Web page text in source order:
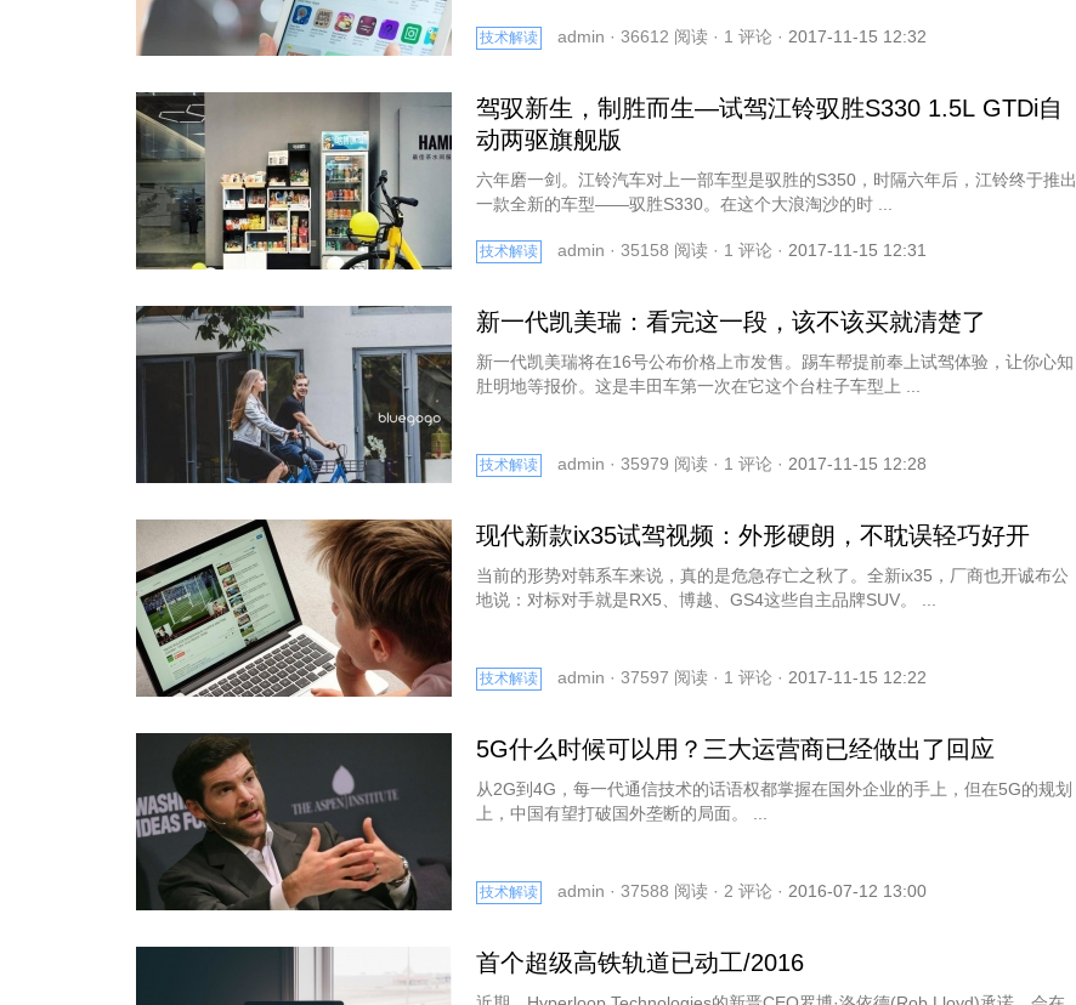
技术解读 admin · 36612 阅读 · 1 评论 · 2017-11-15 12:32
驾驭新生，制胜而生—试驾江铃驭胜S330 1.5L GTDi自
动两驱旗舰版
六年磨一剑。江铃汽车对上一部车型是驭胜的S350，时隔六年后，江铃终于推出
一款全新的车型——驭胜S330。在这个大浪淘沙的时 ...
技术解读 admin · 35158 阅读 · 1 评论 · 2017-11-15 12:31
新一代凯美瑞：看完这一段，该不该买就清楚了
新一代凯美瑞将在16号公布价格上市发售。踢车帮提前奉上试驾体验，让你心知
肚明地等报价。这是丰田车第一次在它这个台柱子车型上 ...
技术解读 admin · 35979 阅读 · 1 评论 · 2017-11-15 12:28
现代新款ix35试驾视频：外形硬朗，不耽误轻巧好开
当前的形势对韩系车来说，真的是危急存亡之秋了。全新ix35，厂商也开诚布公
地说：对标对手就是RX5、博越、GS4这些自主品牌SUV。 ...
技术解读 admin · 37597 阅读 · 1 评论 · 2017-11-15 12:22
5G什么时候可以用？三大运营商已经做出了回应
从2G到4G，每一代通信技术的话语权都掌握在国外企业的手上，但在5G的规划
上，中国有望打破国外垄断的局面。 ...
技术解读 admin · 37588 阅读 · 2 评论 · 2016-07-12 13:00
首个超级高铁轨道已动工/2016